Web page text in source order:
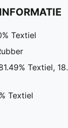
Textiel
Textiel,
Textiel